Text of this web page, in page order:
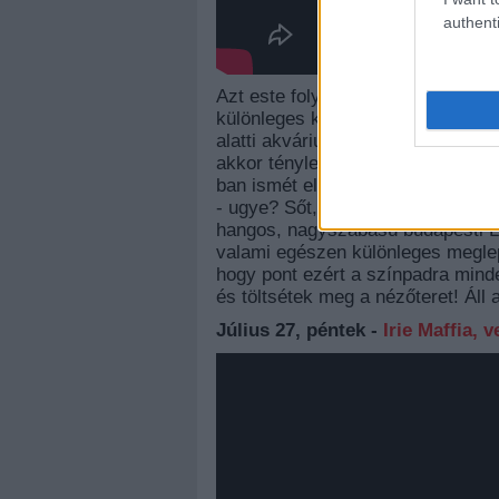
Azt este folyamán ráadásul a
különleges koncertet adnak,
alatti akváriumba elhozni a
akkor tényleg úgy érzed magad,
ban ismét elhozzuk ezt a
- ugye? Sőt, talán
hangos, nagyszabású budapesti
valami egészen különleges
hogy pont ezért a színpadra
és töltsétek meg a nézőteret! Áll
Július 27, péntek - Irie Maffia,